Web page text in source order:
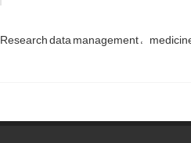
Research data management